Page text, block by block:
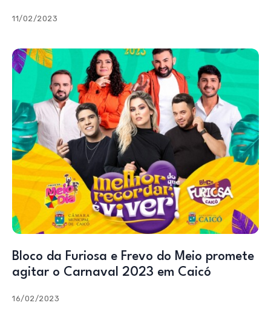
11/02/2023
Bloco da Furiosa e Frevo do Meio promete
agitar o Carnaval 2023 em Caicó
16/02/2023